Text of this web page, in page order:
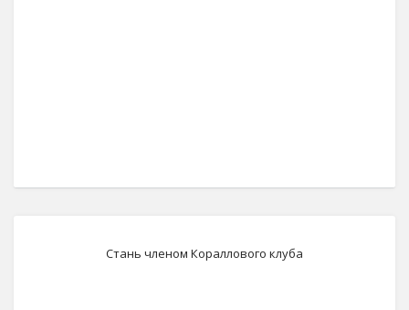
Стань членом Кораллового клуба